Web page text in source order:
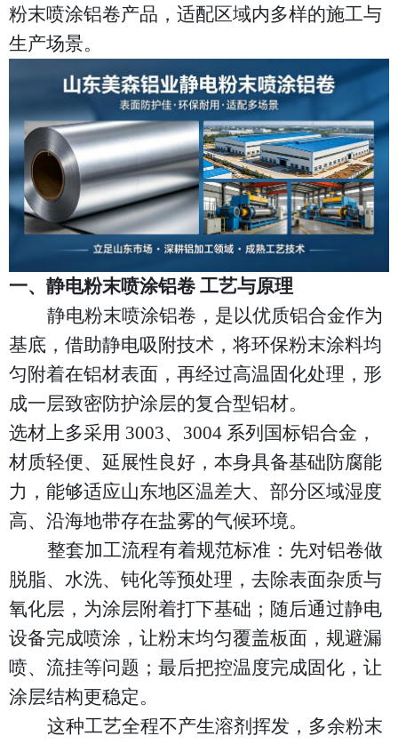
粉末喷涂铝卷产品，适配区域内多样的施工与
生产场景。
一、静电粉末喷涂铝卷 工艺与原理
静电粉末喷涂铝卷，是以优质铝合金作为
基底，借助静电吸附技术，将环保粉末涂料均
匀附着在铝材表面，再经过高温固化处理，形
成一层致密防护涂层的复合型铝材。
选材上多采用 3003、3004 系列国标铝合金，
材质轻便、延展性良好，本身具备基础防腐能
力，能够适应山东地区温差大、部分区域湿度
高、沿海地带存在盐雾的气候环境。
整套加工流程有着规范标准：先对铝卷做
脱脂、水洗、钝化等预处理，去除表面杂质与
氧化层，为涂层附着打下基础；随后通过静电
设备完成喷涂，让粉末均匀覆盖板面，规避漏
喷、流挂等问题；最后把控温度完成固化，让
涂层结构更稳定。
这种工艺全程不产生溶剂挥发，多余粉末